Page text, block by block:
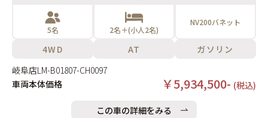
5名 2名＋(小人2名)
NV200バネット
4WD AT
ガソリン
岐阜店LM-B01807-CH0097
車両本体価格
￥5,934,500- (税込)
この車の詳細をみる